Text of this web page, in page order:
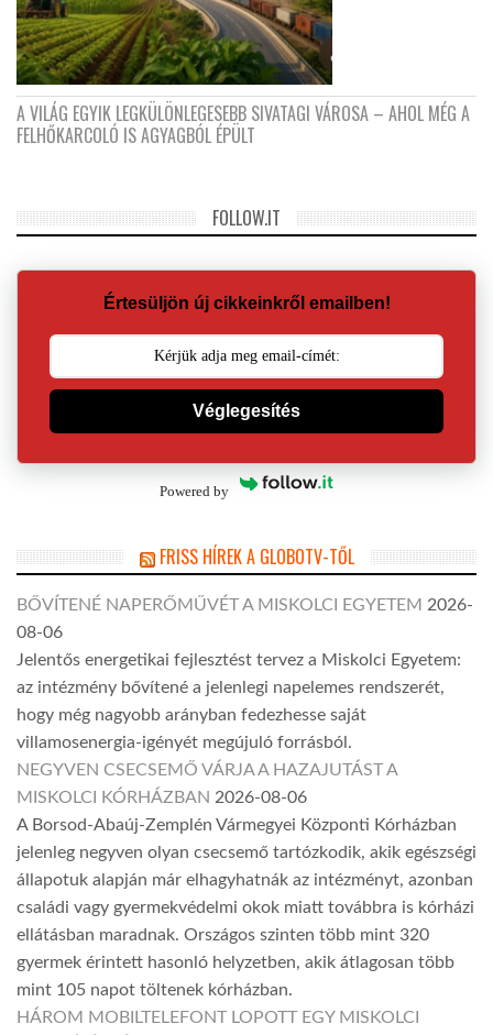
A VILÁG EGYIK LEGKÜLÖNLEGESEBB SIVATAGI VÁROSA – AHOL MÉG A
FELHŐKARCOLÓ IS AGYAGBÓL ÉPÜLT
FOLLOW.IT
Értesüljön új cikkeinkről emailben!
Véglegesítés
Powered by
FRISS HÍREK A GLOBOTV-TŐL
BŐVÍTENÉ NAPERŐMŰVÉT A MISKOLCI EGYETEM 2026-
08-06
Jelentős energetikai fejlesztést tervez a Miskolci Egyetem:
az intézmény bővítené a jelenlegi napelemes rendszerét,
hogy még nagyobb arányban fedezhesse saját
villamosenergia-igényét megújuló forrásból.
NEGYVEN CSECSEMŐ VÁRJA A HAZAJUTÁST A
MISKOLCI KÓRHÁZBAN 2026-08-06
A Borsod-Abaúj-Zemplén Vármegyei Központi Kórházban
jelenleg negyven olyan csecsemő tartózkodik, akik egészségi
állapotuk alapján már elhagyhatnák az intézményt, azonban
családi vagy gyermekvédelmi okok miatt továbbra is kórházi
ellátásban maradnak. Országos szinten több mint 320
gyermek érintett hasonló helyzetben, akik átlagosan több
mint 105 napot töltenek kórházban.
HÁROM MOBILTELEFONT LOPOTT EGY MISKOLCI